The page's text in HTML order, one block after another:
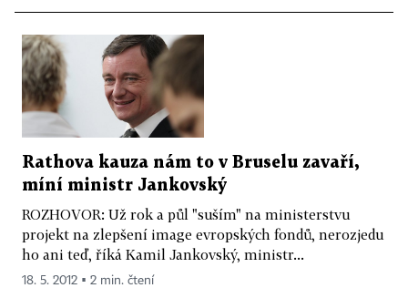
Rathova kauza nám to v Bruselu zavaří,
míní ministr Jankovský
ROZHOVOR: Už rok a půl "suším" na ministerstvu
projekt na zlepšení image evropských fondů, nerozjedu
ho ani teď, říká Kamil Jankovský, ministr...
18. 5. 2012 ▪ 2 min. čtení